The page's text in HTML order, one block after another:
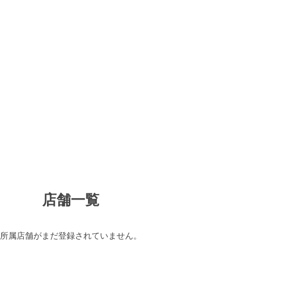
店舗一覧
所属店舗がまだ登録されていません。